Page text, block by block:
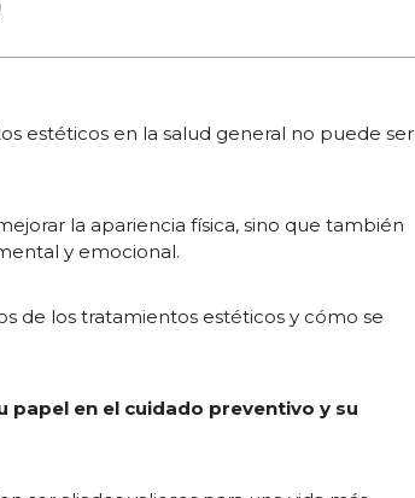
estéticos en la salud general no puede ser
la apariencia física, sino que también
y emocional.
de los tratamientos estéticos y cómo se
papel en el cuidado preventivo y su